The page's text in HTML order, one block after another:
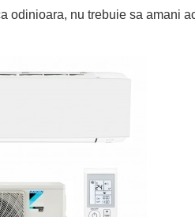
odinioara, nu trebuie sa amani